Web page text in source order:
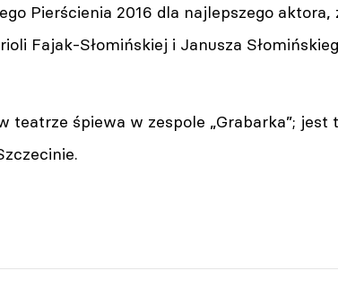
Pierścienia 2016 dla najlepszego aktora,
Fajak-Słomińskiej i Janusza
teatrze śpiewa w zespole „Grabarka”;